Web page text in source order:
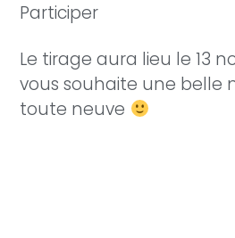
Participer
Le tirage aura lieu le 13
vous souhaite une belle
toute neuve